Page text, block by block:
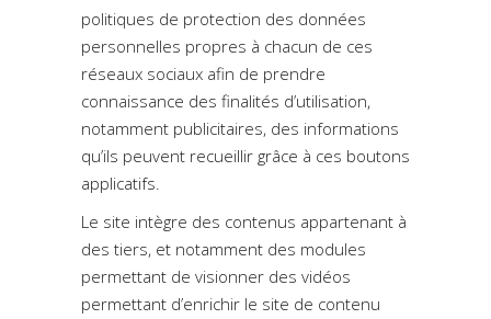
politiques de protection des données
personnelles propres à chacun de ces
réseaux sociaux afin de prendre
connaissance des finalités d’utilisation,
notamment publicitaires, des informations
qu’ils peuvent recueillir grâce à ces boutons
applicatifs.
Le site intègre des contenus appartenant à
des tiers, et notamment des modules
permettant de visionner des vidéos
permettant d’enrichir le site de contenu